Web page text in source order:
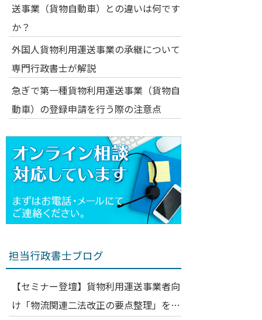
送事業（貨物自動車）との違いは何です
か？
外国人貨物利用運送事業の承継について
専門行政書士が解説
急ぎで第一種貨物利用運送事業（貨物自
動車）の登録申請を行う際の注意点
担当行政書士ブログ
【セミナー登壇】貨物利用運送事業者向
け「物流関連二法改正の要点整理」を解